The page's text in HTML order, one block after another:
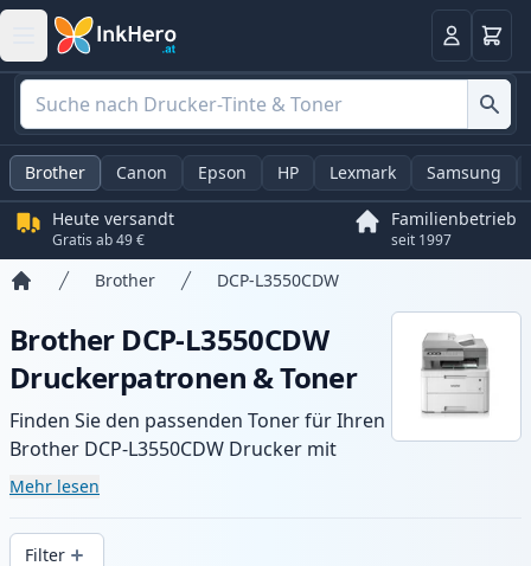
Anmelden
Brother Canon Epson HP Lexmark Samsung
Heute versandt
Gratis ab 49 €
Familienbetrieb
seit 1997
Brother DCP-L3550CDW
Brother DCP-L3550CDW
Druckerpatronen & Toner
Finden Sie den passenden Toner für Ihren
Brother DCP-L3550CDW Drucker mit
unserer Auswahl an kompatiblen und XL-
gleichbleibender Druckqualität und
Mehr lesen
Filter